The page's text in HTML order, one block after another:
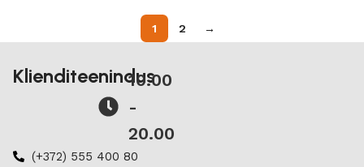
1 2 →
Klienditeenindus
10.00
-
20.00
(+372) 555 400 80